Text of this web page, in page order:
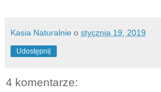
Kasia Naturalnie o stycznia 19, 2019
Udostępnij
4 komentarze: